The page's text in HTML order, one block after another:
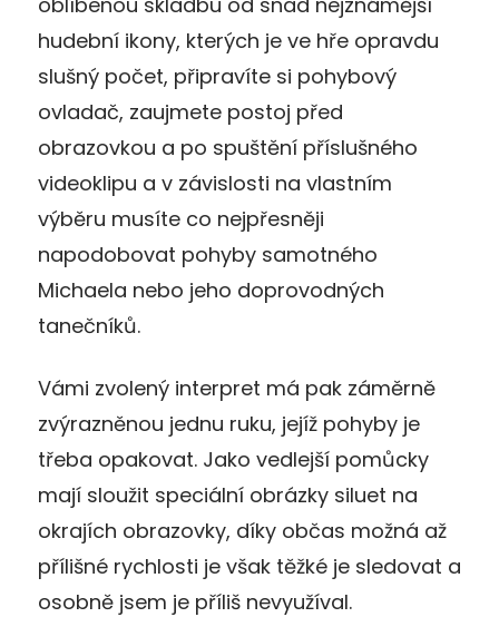
hudební ikony, kterých je ve hře opravdu
slušný počet, připravíte si pohybový
ovladač, zaujmete postoj před
obrazovkou a po spuštění příslušného
videoklipu a v závislosti na vlastním
výběru musíte co nejpřesněji
napodobovat pohyby samotného
Michaela nebo jeho doprovodných
tanečníků.
Vámi zvolený interpret má pak záměrně
zvýrazněnou jednu ruku, jejíž pohyby je
třeba opakovat. Jako vedlejší pomůcky
mají sloužit speciální obrázky siluet na
okrajích obrazovky, díky občas možná až
přílišné rychlosti je však těžké je sledovat a
osobně jsem je příliš nevyužíval.